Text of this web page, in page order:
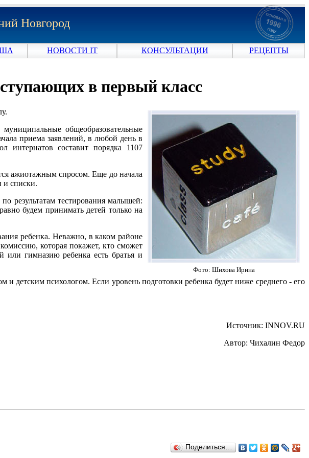
Новгород
НОВОСТИ IT КОНСУЛЬТАЦИИ РЕЦЕПТЫ
в первый класс
Фото: Шихова Ирина
общеобразовательные
приема заявлений, в любой день в
интернатов составит порядка 1107
ажиотажным спросом. Еще до начала
и списки.
результатам тестирования малышей:
будем принимать детей только на
ребенка. Неважно, в каком районе
которая покажет, кто сможет
или гимназию ребенка есть братья и
детским психологом. Если уровень подготовки ребенка будет ниже среднего - его
Источник: INNOV.RU
Автор: Чихалин Федор
Поделиться…